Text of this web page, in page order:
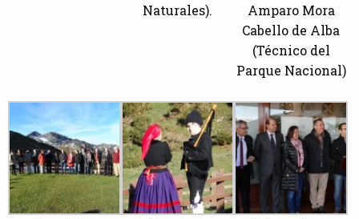
Naturales).
Amparo Mora
Cabello de Alba
(Técnico del
Parque Nacional)